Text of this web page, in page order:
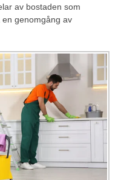
av bostaden som
genomgång av